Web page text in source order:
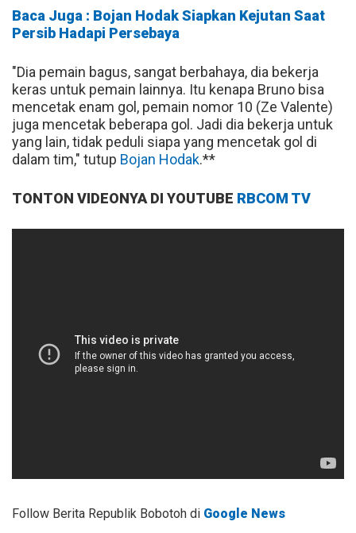
Baca Juga : Bojan Hodak Siapkan Kejutan Saat
Persib Hadapi Persebaya
"Dia pemain bagus, sangat berbahaya, dia bekerja
keras untuk pemain lainnya. Itu kenapa Bruno bisa
mencetak enam gol, pemain nomor 10 (Ze Valente)
juga mencetak beberapa gol. Jadi dia bekerja untuk
yang lain, tidak peduli siapa yang mencetak gol di
dalam tim," tutup Bojan Hodak.**
TONTON VIDEONYA DI YOUTUBE RBCOM TV
Follow Berita Republik Bobotoh di Google News